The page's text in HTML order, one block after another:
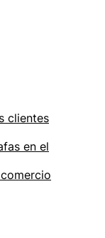
clientes
en el